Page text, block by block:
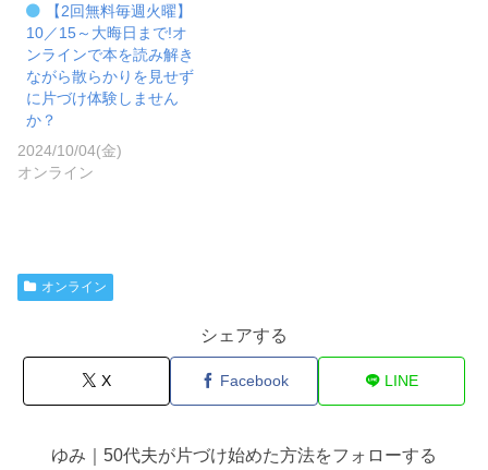
【2回無料毎週火曜】
10／15～大晦日まで!オ
ンラインで本を読み解き
ながら散らかりを見せず
に片づけ体験しません
か？
2024/10/04(金)
オンライン
オンライン
シェアする
X Facebook LINE
ゆみ｜50代夫が片づけ始めた方法をフォローする